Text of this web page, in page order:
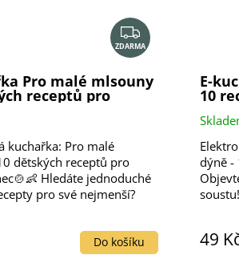
Z
D
R
ZDARMA
Pro malé mlsouny
receptů pro
Do košíku
kuchařka: Pro malé
dětských receptů pro
Hledáte jednoduché
pro své nejmenší?
Minimální námaha,...
E-
10
49
dýně -
vůní